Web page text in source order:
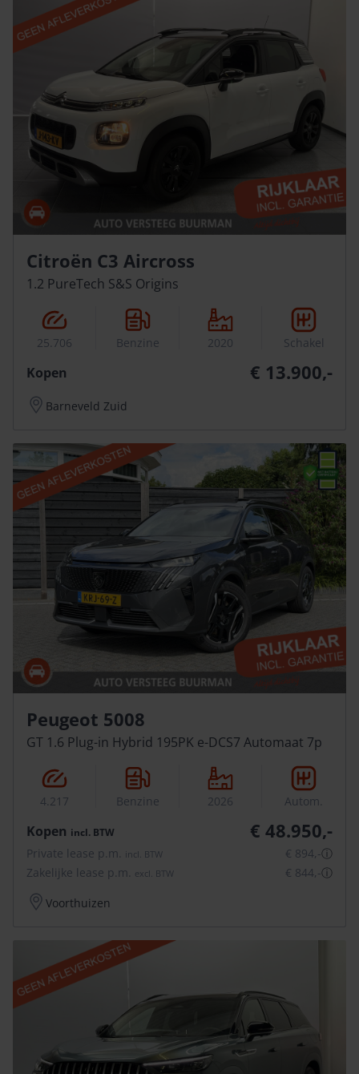
Citroën C3 Aircross
1.2 PureTech S&S Origins
25.706 Benzine 2020 Schakel
Kopen € 13.900,-
Barneveld Zuid
Peugeot 5008
GT 1.6 Plug-in Hybrid 195PK e-DCS7 Automaat 7p
4.217 Benzine 2026 Autom.
Kopen incl. BTW € 48.950,-
Private lease p.m. incl. BTW € 894,-ⓘ
Zakelijke lease p.m. excl. BTW € 844,-ⓘ
Voorthuizen